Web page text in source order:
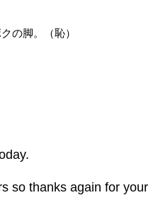
の脚。（恥）
so thanks again for your